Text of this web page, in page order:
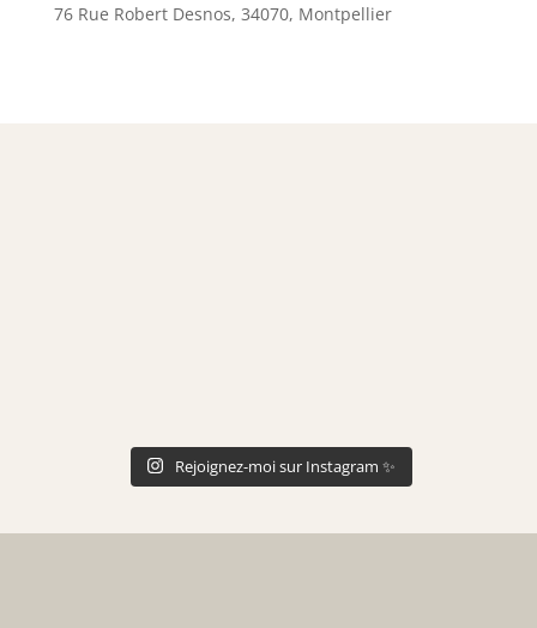
76 Rue Robert Desnos, 34070, Montpellier
Rejoignez-moi sur Instagram ✨